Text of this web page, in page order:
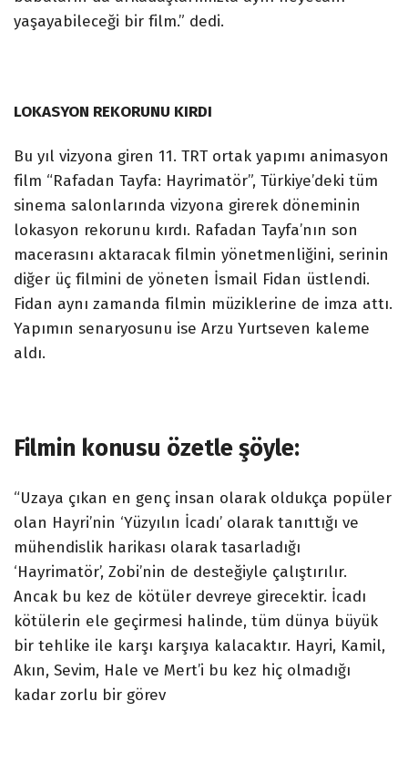
yaşayabileceği bir film.” dedi.
LOKASYON REKORUNU KIRDI
Bu yıl vizyona giren 11. TRT ortak yapımı animasyon
film “Rafadan Tayfa: Hayrimatör”, Türkiye’deki tüm
sinema salonlarında vizyona girerek döneminin
lokasyon rekorunu kırdı. Rafadan Tayfa’nın son
macerasını aktaracak filmin yönetmenliğini, serinin
diğer üç filmini de yöneten İsmail Fidan üstlendi.
Fidan aynı zamanda filmin müziklerine de imza attı.
Yapımın senaryosunu ise Arzu Yurtseven kaleme
aldı.
Filmin konusu özetle şöyle:
“Uzaya çıkan en genç insan olarak oldukça popüler
olan Hayri’nin ‘Yüzyılın İcadı’ olarak tanıttığı ve
mühendislik harikası olarak tasarladığı
‘Hayrimatör’, Zobi’nin de desteğiyle çalıştırılır.
Ancak bu kez de kötüler devreye girecektir. İcadı
kötülerin ele geçirmesi halinde, tüm dünya büyük
bir tehlike ile karşı karşıya kalacaktır. Hayri, Kamil,
Akın, Sevim, Hale ve Mert’i bu kez hiç olmadığı
kadar zorlu bir görev